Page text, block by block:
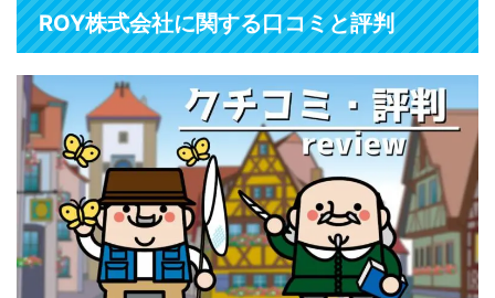
ROY株式会社に関する口コミと評判